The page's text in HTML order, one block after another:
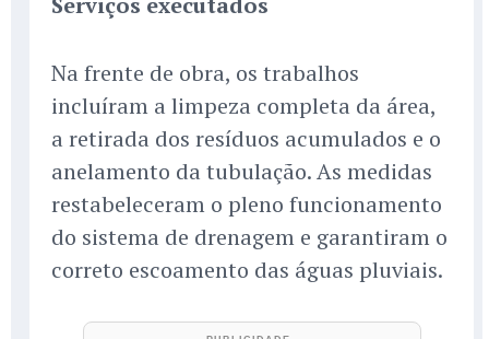
Na frente de obra, os trabalhos
incluíram a limpeza completa da área,
a retirada dos resíduos acumulados e o
anelamento da tubulação. As medidas
restabeleceram o pleno funcionamento
do sistema de drenagem e garantiram o
correto escoamento das águas pluviais.